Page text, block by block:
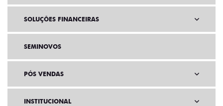
SOLUÇÕES FINANCEIRAS
SEMINOVOS
PÓS VENDAS
INSTITUCIONAL